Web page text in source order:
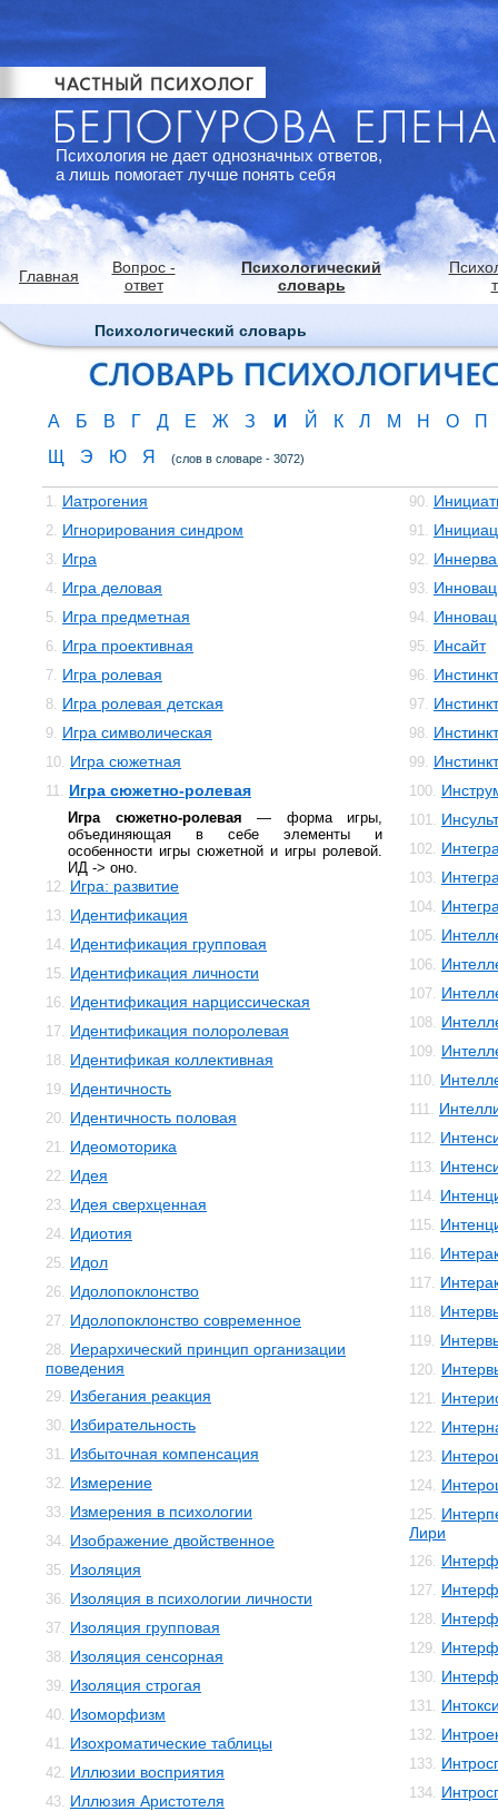
Психология не дает однозначных ответов,
а лишь помогает лучше понять себя
Главная
Вопрос -
ответ
Психологический
словарь
Психологический словарь
А Б В Г Д Е Ж З И Й К Л М Н О
П
Щ
Э Ю Я (слов в словаре - 3072)
1. Иатрогения
2. Игнорирования синдром
3. Игра
4. Игра деловая
5. Игра предметная
6. Игра проективная
7. Игра ролевая
8. Игра ролевая детская
9. Игра символическая
10. Игра сюжетная
11. Игра сюжетно-ролевая
Игра сюжетно-ролевая — форма игры,
объединяющая в себе элементы и
особенности игры сюжетной и игры ролевой.
ИД -> оно.
12. Игра: развитие
13. Идентификация
14. Идентификация групповая
15. Идентификация личности
16. Идентификация нарциссическая
17. Идентификация полоролевая
18. Идентификая коллективная
19. Идентичность
20. Идентичность половая
21. Идеомоторика
22. Идея
23. Идея сверхценная
24. Идиотия
25. Идол
26. Идолопоклонство
27. Идолопоклонство современное
28. Иерархический принцип организации
поведения
29. Избегания реакция
30. Избирательность
31. Избыточная компенсация
32. Измерение
33. Измерения в психологии
34. Изображение двойственное
35. Изоляция
36. Изоляция в психологии личности
37. Изоляция групповая
38. Изоляция сенсорная
39. Изоляция строгая
40. Изоморфизм
41. Изохроматические таблицы
42. Иллюзии восприятия
43. Иллюзия Аристотеля
90.
91.
92.
93.
94.
95. Инсайт
96. Инстинкт
97.
98.
99.
100.
101. Инсульт
102.
103.
104.
105.
106.
107.
108.
109.
110.
111.
112.
113.
114.
115.
116.
117.
118.
119.
120.
121.
122.
123.
124.
125.
Лири
126.
127.
128.
129.
130.
131.
132.
133.
134.